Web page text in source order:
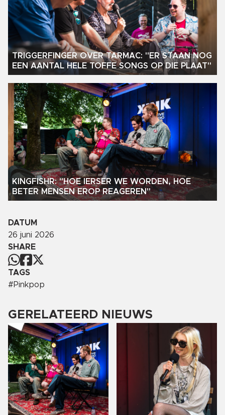
TRIGGERFINGER OVER TARMAC: "ER STAAN NOG
EEN AANTAL HELE TOFFE SONGS OP DIE PLAAT"
KINGFISHR: "HOE IERSER WE WORDEN, HOE
BETER MENSEN EROP REAGEREN"
DATUM
26 juni 2026
SHARE
TAGS
#Pinkpop
GERELATEERD NIEUWS